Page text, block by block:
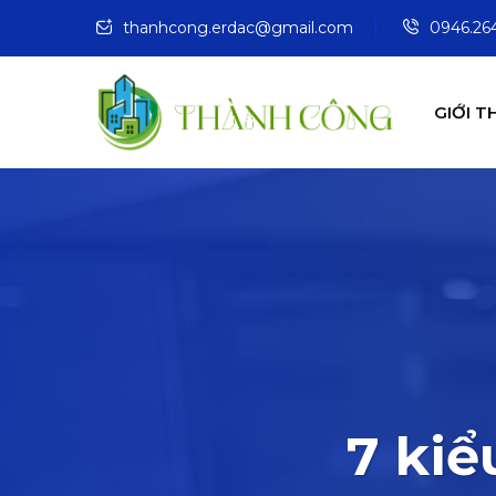
thanhcong.erdac@gmail.com
GIỚI
7